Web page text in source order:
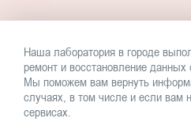
Наша лаборатория в городе
ремонт и восстановление данных
Мы поможем вам вернуть
случаях, в том числе и если вам
сервисах.